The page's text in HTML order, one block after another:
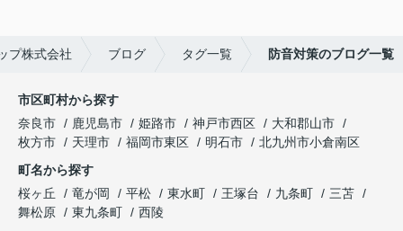
プ株式会社 ブログ タグ一覧 防音対策のブログ一覧
市区町村から探す
奈良市
鹿児島市 姫路市 神戸市西区
大和郡山市
枚方市
天理市 福岡市東区 明石市
北九州市小倉南区
町名から探す
桜ヶ丘
竜が岡 平松 東水町 王塚台 九条町
三苫
舞松原
東九条町
西陵